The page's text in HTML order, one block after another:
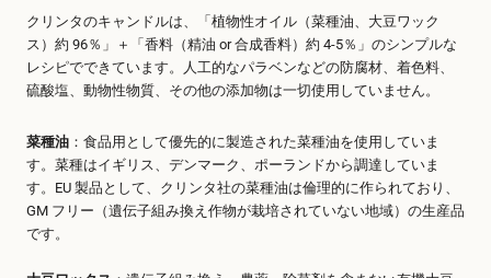
クリンタのキャンドルは、「植物性オイル（菜種油、大豆ワック
ス）約 96％」＋「香料（精油 or 合成香料）約 4-5％」のシンプルな
レシピでできています。人工的なパラベンなどの防腐材、着色料、
硫酸塩、動物性物質、その他の添加物は一切使用していません。
菜種油 ：食品用として優先的に製造された菜種油を使用していま
す。菜種はイギリス、デンマーク、ポーランドから調達していま
す。EU 製品として、クリンタ社の菜種油は倫理的に作られており、
GM フリー（遺伝子組み換え作物が栽培されていない地域）の生産品
です。